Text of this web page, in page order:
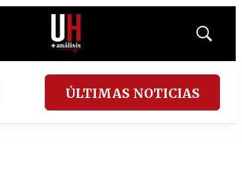
Mostrar
ÚLTIMAS NOTICIAS